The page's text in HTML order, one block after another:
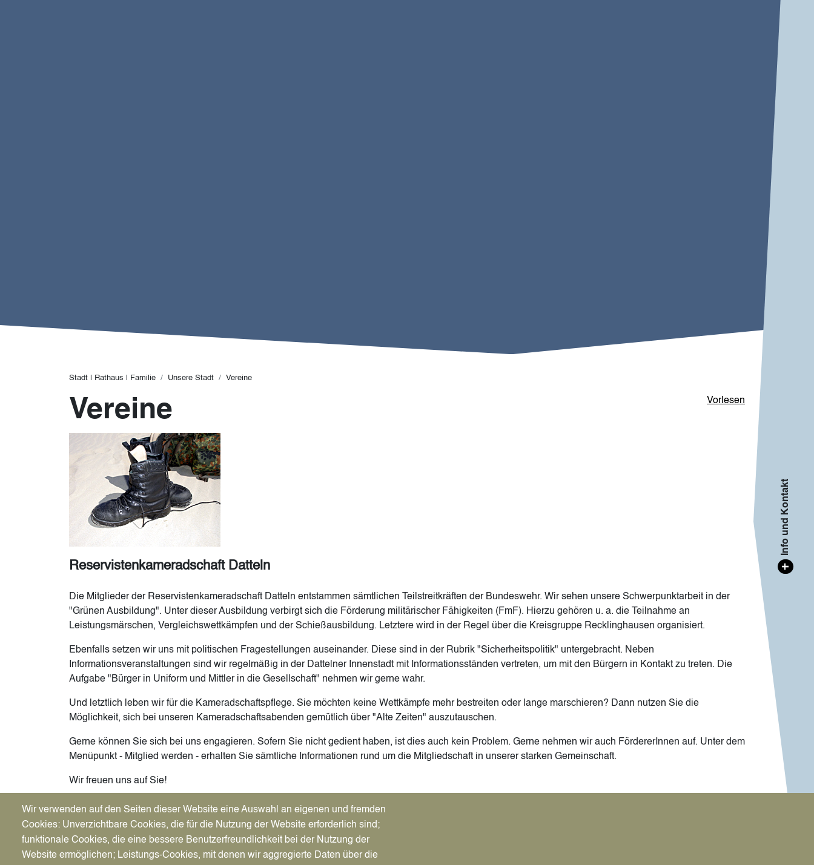
Pfadnavigation
Stadt | Rathaus | Familie Unsere Stadt Vereine
Vorlesen
Vereine
Reservistenkameradschaft Datteln
Die Mitglieder der Reservistenkameradschaft Datteln entstammen sämtlichen Teilstreitkräften der Bundeswehr. Wir sehen unsere Schwerpunktarbeit in der
"Grünen Ausbildung". Unter dieser Ausbildung verbirgt sich die Förderung militärischer Fähigkeiten (FmF). Hierzu gehören u. a. die Teilnahme an
Leistungsmärschen, Vergleichswettkämpfen und der Schießausbildung. Letztere wird in der Regel über die Kreisgruppe Recklinghausen organisiert.
Ebenfalls setzen wir uns mit politischen Fragestellungen auseinander. Diese sind in der Rubrik "Sicherheitspolitik" untergebracht. Neben
Informationsveranstaltungen sind wir regelmäßig in der Dattelner Innenstadt mit Informationsständen vertreten, um mit den Bürgern in Kontakt zu treten. Die
Aufgabe "Bürger in Uniform und Mittler in die Gesellschaft" nehmen wir gerne wahr.
Und letztlich leben wir für die Kameradschaftspflege. Sie möchten keine Wettkämpfe mehr bestreiten oder lange marschieren? Dann nutzen Sie die
Möglichkeit, sich bei unseren Kameradschaftsabenden gemütlich über "Alte Zeiten" auszutauschen.
Gerne können Sie sich bei uns engagieren. Sofern Sie nicht gedient haben, ist dies auch kein Problem. Gerne nehmen wir auch FördererInnen auf. Unter dem
Menüpunkt - Mitglied werden - erhalten Sie sämtliche Informationen rund um die Mitgliedschaft in unserer starken Gemeinschaft.
Wir freuen uns auf Sie!
Die Reservistenkameradschaft wurde 1968 gegründet.
Unseren Schwerpunkt sehen wir in der Förderung militärischer Fähigkeiten und in Themen der Sicherheitspolitik.
Zusätzlich sind wir Ansprechpartner für den Volksbund deutsche Kriegsgräberfürsorge.
Wir verwenden auf den Seiten dieser Website eine Auswahl an eigenen und fremden
Cookies: Unverzichtbare Cookies, die für die Nutzung der Website erforderlich sind;
funktionale Cookies, die eine bessere Benutzerfreundlichkeit bei der Nutzung der
Website ermöglichen; Leistungs-Cookies, mit denen wir aggregierte Daten über die
+
Info und Kontakt